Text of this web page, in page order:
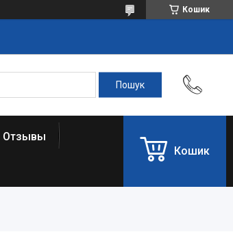
Кошик
Отзывы
Кошик